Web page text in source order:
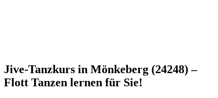
Jive-Tanzkurs in Mönkeberg (24248) –
Flott Tanzen lernen für Sie!